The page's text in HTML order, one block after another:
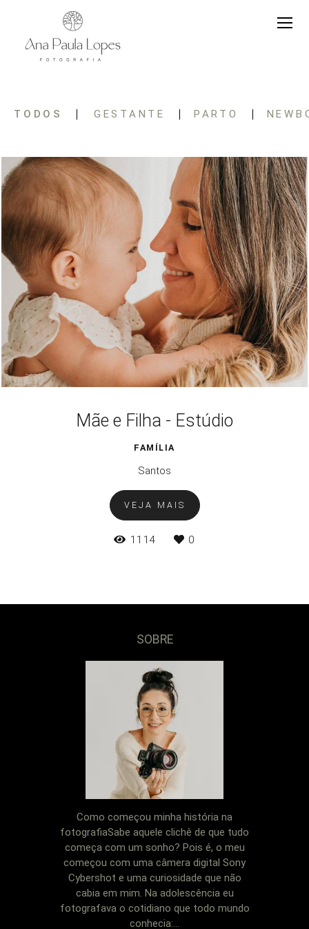
TODOS GESTANTE PARTO
Mãe e Filha - Estúdio
FAMÍLIA
Santos
VEJA MAIS
1114 0
SOBRE
Como começou minha história na
fotografiaSabe aquele clichê de que tudo
começa com um sonho? Pois é, o meu
começou com uma câmera digital Sony
Cybershot e uma curiosidade que não
cabia em mim. Na adolescência eu
fotografava o cotidiano que todo mundo
conhecia:...